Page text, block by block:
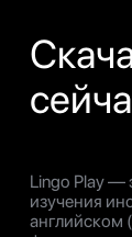
Lingo Play —
изучения
английском